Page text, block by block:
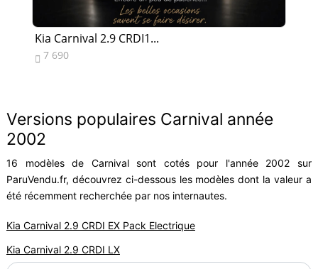
Kia Carnival 2.9 CRDI1...
 7 690
Versions populaires Carnival année
2002
16 modèles de Carnival sont cotés pour l'année 2002 sur
ParuVendu.fr, découvrez ci-dessous les modèles dont la valeur a
été récemment recherchée par nos internautes.
Kia Carnival 2.9 CRDI EX Pack Electrique
Kia Carnival 2.9 CRDI LX